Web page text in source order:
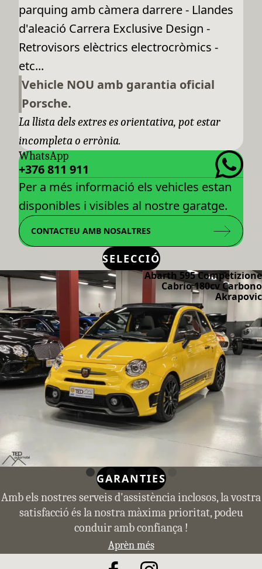
parquing amb càmera darrere - Llandes
d'aleació Carrera Exclusive Design -
Retrovisors elèctrics electrocròmics -
etc...
Vehicle NOU amb garantia oficial
Porsche.
La llista dels extres es orientativa, pot estar
incompleta o errònia.
WhatsApp
+376 811 911
Per a més informació els vehicles estan
disponibles i visibles al nostre garatge.
CONTACTEU AMB NOSALTRES
SELECCIÓ
Abarth 595 Competizione
Cabrio 180cv Carbono
Akrapovic
GARANTIES
Amb els nostres serveis d'assistència inclosos, la vostra
satisfacció és la nostra màxima prioritat, podeu
conduir amb confiança !
Aprèn més